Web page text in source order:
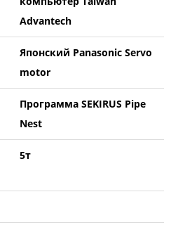
Advantech
Японский Panasonic Servo
motor
Программа SEKIRUS Pipe
Nest
5т